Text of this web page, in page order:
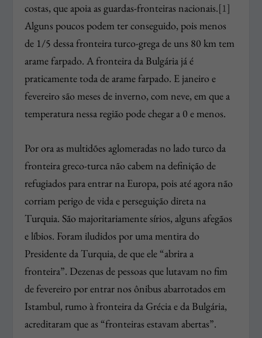
costas, que apoia as guardas-fronteiras nacionais.[1]
Alguns poucos podem ter conseguido, pois menos
de 1/5 dessa fronteira turco-grega de uns 80 km tem
arame farpado. A fronteira da Bulgária já é
praticamente toda de arame farpado. E janeiro e
fevereiro são meses de inverno, com neve, em que a
temperatura nessa região pode chegar a 0 e menos.
Por ora as multidões aglomeradas no lado turco da
fronteira greco-turca não cabem na definição de
refugiados para entrar na Europa, pois até agora não
corriam perigo de vida e perseguição direta na
Turquia. São majoritariamente sírios, alguns afegãos
e líbios. Foram iludidos por uma mentira do
Presidente da Turquia, de que ele “abrira a
fronteira”. Dezenas de pessoas que lutavam no fim
de fevereiro por entrar nos ônibus abarrotados em
Istambul, rumo à fronteira da Grécia e da Bulgária,
acreditaram que as “fronteiras estavam abertas”.